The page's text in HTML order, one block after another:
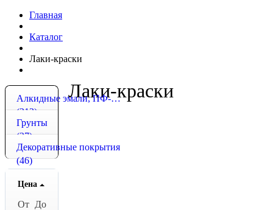
Главная
Каталог
Лаки-краски
Алкидные эмали, ПФ-115, ПФ-266
(213)
Грунты
(27)
Декоративные покрытия
(46)
Цена
От До
Лаки-краски